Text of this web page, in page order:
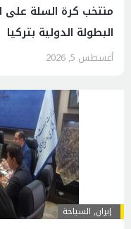
منتخب كرة السلة على
البطولة الدولية بتركيا
أغسطس 5, 2026
إيران, السياحة